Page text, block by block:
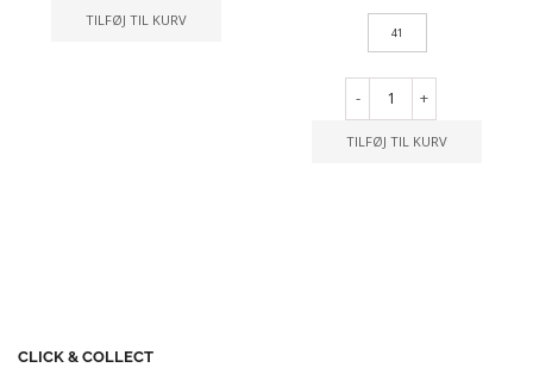
TILFØJ TIL KURV
41
- +
TILFØJ TIL KURV
CLICK & COLLECT